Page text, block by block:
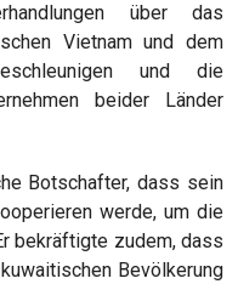
über das
Vietnam und dem
und die
beider Länder
Botschafter, dass sein
werde, um die
bekräftigte zudem, dass
Bevölkerung